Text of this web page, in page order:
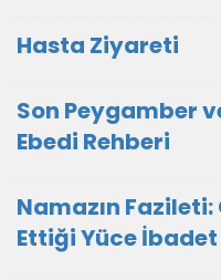
Hasta Ziyareti
Son Peygamber
Ebedi Rehberi
Namazın
Ettiği Yüce İbadet